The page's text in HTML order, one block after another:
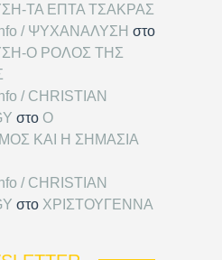
ΤΑ ΕΠΤΑ ΤΣΑΚΡΑΣ
/ ΨΥΧΑΝΑΛΥΣΗ στο
Ο ΡΟΛΟΣ ΤΗΣ
/ CHRISTIAN
στο Ο
ΚΑΙ Η ΣΗΜΑΣΙΑ
/ CHRISTIAN
στο ΧΡΙΣΤΟΥΓΕΝΝΑ